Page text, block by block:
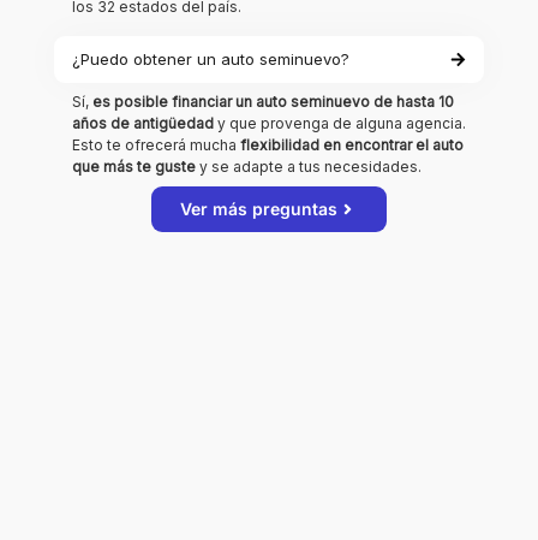
los 32 estados del país.
¿Puedo obtener un auto seminuevo?
Sí, es posible financiar un auto seminuevo de hasta 10
años de antigüedady que provenga de alguna agencia.
Esto te ofrecerá mucha flexibilidad en encontrar el auto
que más te gustey se adapte a tus necesidades.
Ver más preguntas